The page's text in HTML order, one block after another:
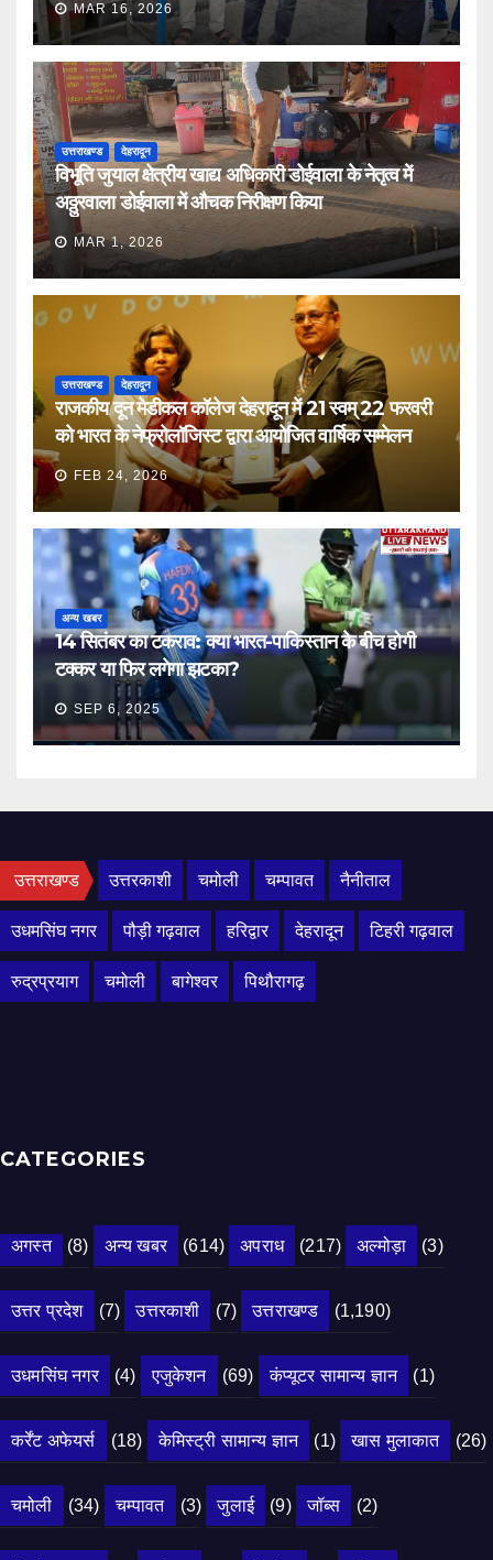
MAR 16, 2026
उत्तराखण्ड देहरादून
विभूति जुयाल क्षेत्रीय खाद्य अधिकारी डोईवाला के नेतृत्व में
अठ्ठुरवाला डोईवाला में औचक निरीक्षण किया
MAR 1, 2026
उत्तराखण्ड देहरादून
राजकीय दून मेडीकल कॉलेज देहरादून में 21 स्वम् 22 फरवरी
को भारत के नेफ्रोलॉजिस्ट द्वारा आयोजित वार्षिक सम्मेलन
FEB 24, 2026
अन्य खबर
14 सितंबर का टकराव: क्या भारत-पाकिस्तान के बीच होगी
टक्कर या फिर लगेगा झटका?
SEP 6, 2025
उत्तराखण्ड उत्तरकाशी चमोली चम्पावत नैनीताल
उधमसिंघ नगर पौड़ी गढ़वाल हरिद्वार देहरादून टिहरी गढ़वाल
रुद्रप्रयाग चमोली बागेश्वर पिथौरागढ़
CATEGORIES
अगस्त (8) अन्य खबर (614) अपराध (217) अल्मोड़ा (3)
उत्तर प्रदेश (7) उत्तरकाशी (7) उत्तराखण्ड (1,190)
उधमसिंघ नगर (4) एजुकेशन (69) कंप्यूटर सामान्य ज्ञान (1)
कर्रेंट अफेयर्स (18) केमिस्ट्री सामान्य ज्ञान (1) खास मुलाकात (26)
चमोली (34) चम्पावत (3) जुलाई (9) जॉब्स (2)